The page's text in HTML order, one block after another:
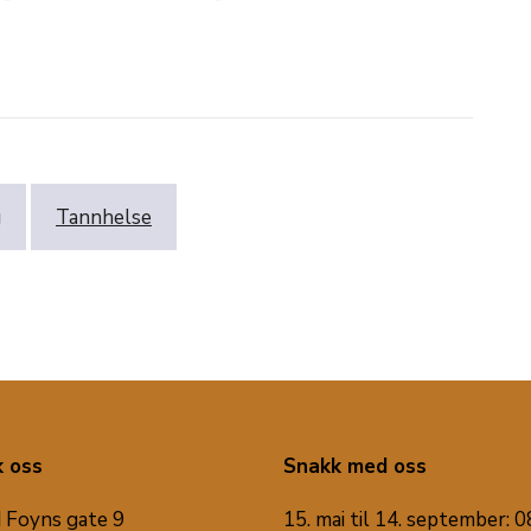
Tannhelse
oss
Foyns gate 9
Snakk med oss
15. mai til 14. september: